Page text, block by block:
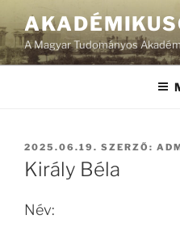
A Magyar Tudományos
BEKÜLDVE:
2025.06.19. SZERZŐ:
Király Béla
Név: